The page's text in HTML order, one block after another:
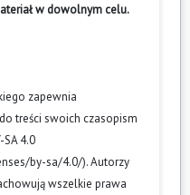
w dowolnym celu.
zapewnia
treści swoich czasopism
4.0
by-sa/4.0/). Autorzy
wszelkie prawa